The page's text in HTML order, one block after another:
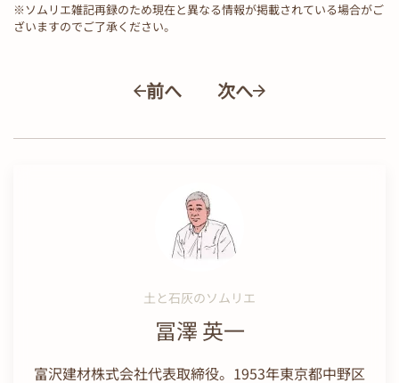
※ソムリエ雑記再録のため現在と異なる情報が掲載されている場合がご
ざいますのでご了承ください。
前へ 次へ
土と石灰のソムリエ
冨澤 英一
富沢建材株式会社代表取締役。1953年東京都中野区